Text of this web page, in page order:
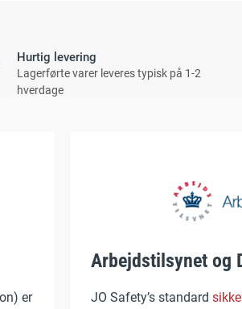
Hurtig levering
Lagerførte varer leveres typisk på 1-2
hverdage
er
Arbejdstilsynet og
JO Safety’s standard